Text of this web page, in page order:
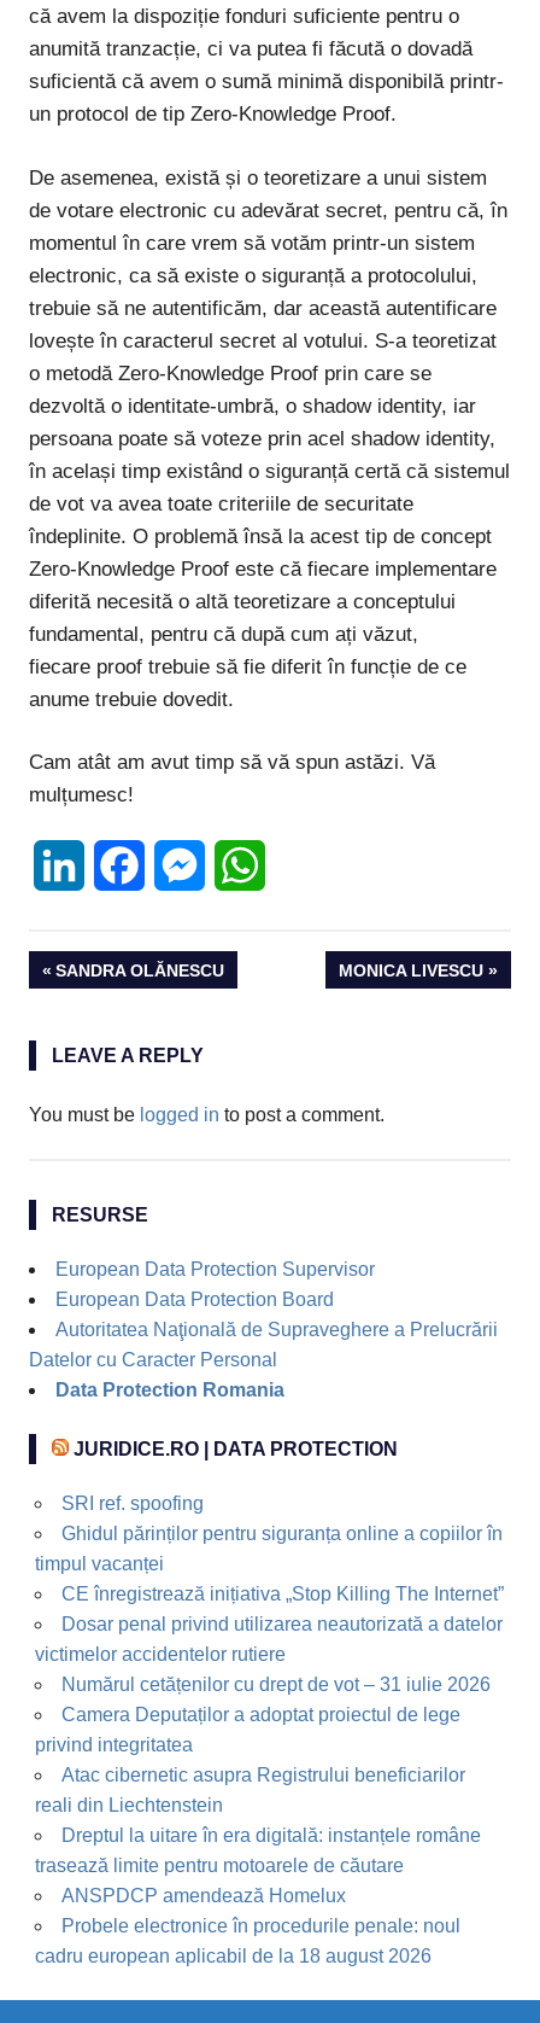
că avem la dispoziție fonduri suficiente pentru o
anumită tranzacție, ci va putea fi făcută o dovadă
suficientă că avem o sumă minimă disponibilă printr-
un protocol de tip Zero-Knowledge Proof.
De asemenea, există și o teoretizare a unui sistem
de votare electronic cu adevărat secret, pentru că, în
momentul în care vrem să votăm printr-un sistem
electronic, ca să existe o siguranță a protocolului,
trebuie să ne autentificăm, dar această autentificare
lovește în caracterul secret al votului. S-a teoretizat
o metodă Zero-Knowledge Proof prin care se
dezvoltă o identitate-umbră, o shadow identity, iar
persoana poate să voteze prin acel shadow identity,
în același timp existând o siguranță certă că sistemul
de vot va avea toate criteriile de securitate
îndeplinite. O problemă însă la acest tip de concept
Zero-Knowledge Proof este că fiecare implementare
diferită necesită o altă teoretizare a conceptului
fundamental, pentru că după cum ați văzut,
fiecare proof trebuie să fie diferit în funcție de ce
anume trebuie dovedit.
Cam atât am avut timp să vă spun astăzi. Vă
mulțumesc!
LinkedIn FacebookMessenger
Post
PREVIOUS
SANDRA OLĂNESCU
NEXT
MONICA LIVESCU
LEAVE A REPLY
You must be logged in to post a comment.
RESURSE
European Data Protection Supervisor
European Data Protection Board
Autoritatea Naţională de Supraveghere a Prelucrării
Datelor cu Caracter Personal
Data Protection Romania
JURIDICE.RO | DATA PROTECTION
SRI ref. spoofing
Ghidul părinților pentru siguranța online a copiilor în
timpul vacanței
CE înregistrează inițiativa „Stop Killing The Internet”
Dosar penal privind utilizarea neautorizată a datelor
victimelor accidentelor rutiere
Numărul cetățenilor cu drept de vot – 31 iulie 2026
Camera Deputaților a adoptat proiectul de lege
privind integritatea
Atac cibernetic asupra Registrului beneficiarilor
reali din Liechtenstein
Dreptul la uitare în era digitală: instanțele române
trasează limite pentru motoarele de căutare
ANSPDCP amendează Homelux
Probele electronice în procedurile penale: noul
cadru european aplicabil de la 18 august 2026